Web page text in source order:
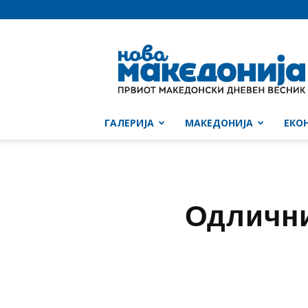
Македонија
ГАЛЕРИЈА МАКЕДОНИЈА